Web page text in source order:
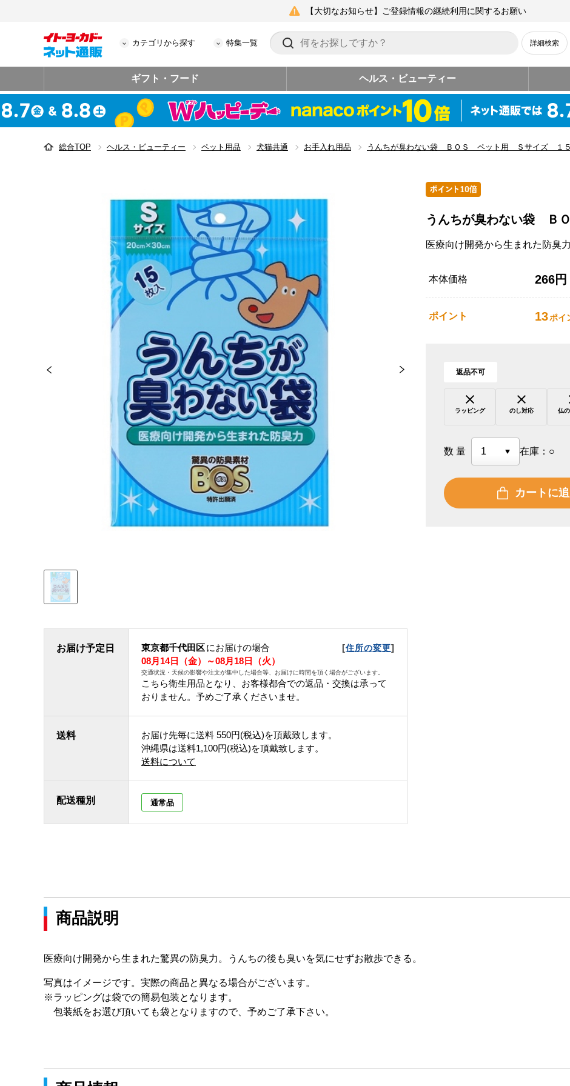
【大切なお知らせ】ご登録情報の継続利用に関するお願い
カテゴリから探す 特集一覧 詳細検索
ギフト・フード ヘルス・ビューティー
総合TOP ヘルス・ビューティー ペット用品 犬猫共通 お手入れ用品 うんちが臭わない袋 ＢＯＳ ペット用 Ｓサイズ １
お届け予定日 東京都千代田区にお届けの場合 [住所の変更]
08月14日（金）～08月18日（火）
交通状況・天候の影響や注文が集中した場合等、お届けに時間を頂く場合がございます。
こちら衛生用品となり、お客様都合での返品・交換は承って
おりません。予めご了承くださいませ。
送料 お届け先毎に送料 550円(税込)を頂戴致します。
沖縄県は送料1,100円(税込)を頂戴致します。
送料について
配送種別 通常品
うんちが臭わない袋
医療向け開発から生まれた防臭
本体価格 266円
ポイント 13ポイ
返品不可
ラッピング のし対応 仏
数量 在庫： ○
カートに
商品説明
医療向け開発から生まれた驚異の防臭力。うんちの後も臭いを気にせずお散歩できる。
写真はイメージです。実際の商品と異なる場合がございます。
※ラッピングは袋での簡易包装となります。
包装紙をお選び頂いても袋となりますので、予めご了承下さい。